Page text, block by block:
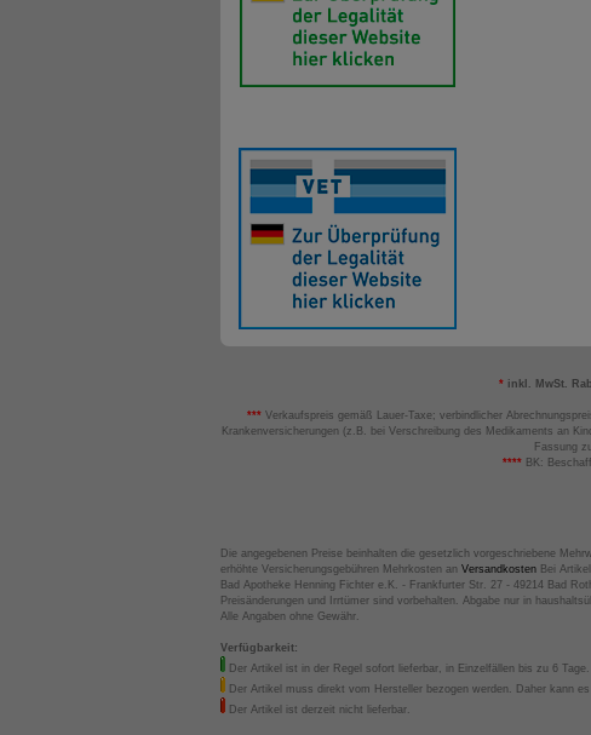
* inkl. MwSt.
*** Verkaufspreis gemäß Lauer-Taxe; verbindlicher
Krankenversicherungen (z.B. bei Verschreibung des Medikaments an
Fassung
**** BK:
Die angegebenen Preise beinhalten die gesetzlich vorgeschriebene
erhöhte Versicherungsgebühren Mehrkosten an Versandkosten Bei
Bad Apotheke Henning Fichter e.K. - Frankfurter Str. 27 - 49214 Bad
Preisänderungen und Irrtümer sind vorbehalten. Abgabe nur in
Alle Angaben ohne Gewähr.
Verfügbarkeit:
Der Artikel ist in der Regel sofort lieferbar, in Einzelfällen bis zu 6 Tage.
Der Artikel muss direkt vom Hersteller bezogen werden. Daher kann
Der Artikel ist derzeit nicht lieferbar.